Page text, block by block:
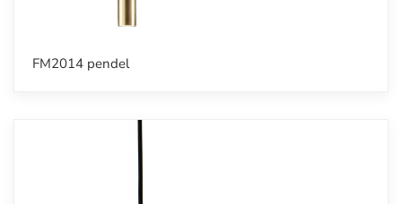
FM2014 pendel